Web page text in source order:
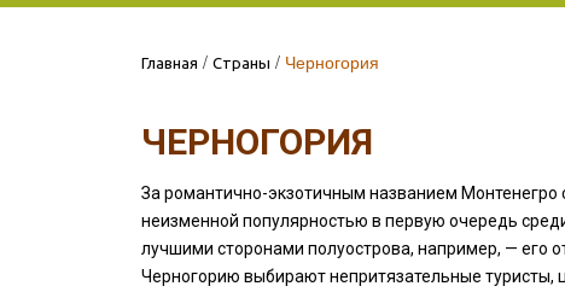
Главная / Страны / Черногория
ЧЕРНОГОРИЯ
За романтично-экзотичным названием Монтенегро
неизменной популярностью в первую очередь
лучшими сторонами полуострова, например, — его
Черногорию выбирают непритязательные туристы,